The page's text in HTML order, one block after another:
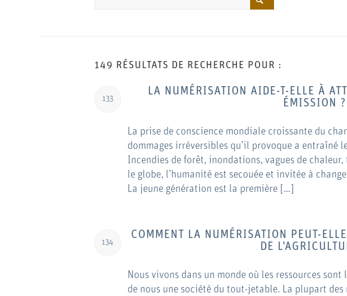
149 RÉSULTATS DE RECHERCHE POUR :
133
LA NUMÉRISATION AIDE-T-ELLE À
ÉMISSION ?
La prise de conscience mondiale croissante du
dommages irréversibles qu’il provoque a entraîné
Incendies de forêt, inondations, vagues de
le globe, l’humanité est secouée et invitée à
La jeune génération est la première […]
134
COMMENT LA NUMÉRISATION PEUT-
DE
Nous vivons dans un monde où les ressources
de nous une société du tout-jetable. La plupart des